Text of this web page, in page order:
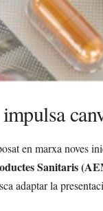
en marxa noves
Sanitaris
adaptar la